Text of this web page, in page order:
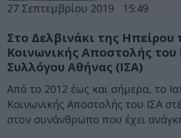
27 Σεπτεμβρίου 2019 15:49
Στο Δελβινάκι της Ηπείρου
Κοινωνικής Αποστολής του
Συλλόγου Αθήνας (ΙΣΑ)
Από το 2012 έως και σήμερα, το
Κοινωνικής Αποστολής του ΙΣΑ
στον συνάνθρωπο που έχει